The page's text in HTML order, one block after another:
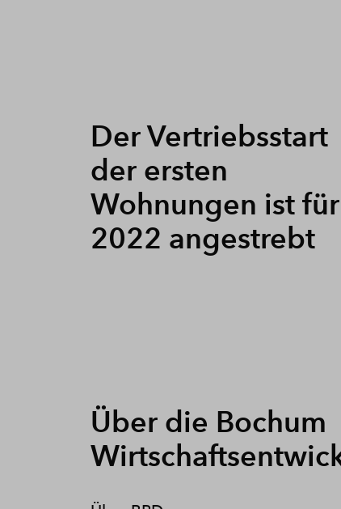
Der Vertriebsstart
der ersten
Wohnungen ist für
2022 angestrebt
Über die Bochum